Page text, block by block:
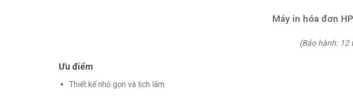
Máy in hóa đơn
(Bảo hành: 12
Ưu điểm
Thiết kế nhỏ gọn và lịch lãm